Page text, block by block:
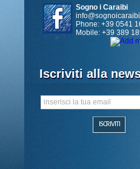
Sogno i Caraibi
Phone: +39 0541
Mobile: +39 389
Iscriviti alla